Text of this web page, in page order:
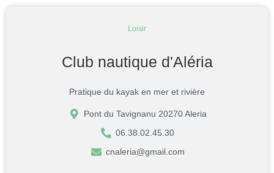
Loisir
Club nautique d'Aléria
Pratique du kayak en mer et rivière
Pont du Tavignanu 20270 Aleria
06.38.02.45.30
cnaleria@gmail.com